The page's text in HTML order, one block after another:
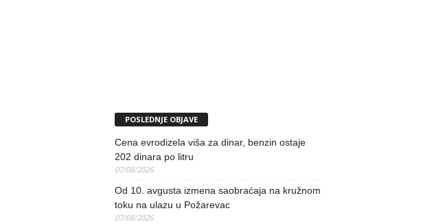
POSLEDNJE OBJAVE
Cena evrodizela viša za dinar, benzin ostaje
202 dinara po litru
07/08/2026
Od 10. avgusta izmena saobraćaja na kružnom
toku na ulazu u Požarevac
07/08/2026